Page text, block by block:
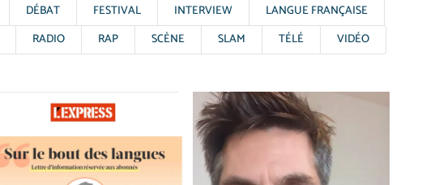
DÉBAT FESTIVAL INTERVIEW
LANGUE FRANÇAISE
RADIO RAP SCÈNE SLAM TÉLÉ VIDÉO